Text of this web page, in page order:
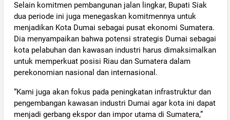
Selain komitmen pembangunan jalan lingkar, Bupati Siak
dua periode ini juga menegaskan komitmennya untuk
menjadikan Kota Dumai sebagai pusat ekonomi Sumatera.
Dia menyampaikan bahwa potensi strategis Dumai sebagai
kota pelabuhan dan kawasan industri harus dimaksimalkan
untuk memperkuat posisi Riau dan Sumatera dalam
perekonomian nasional dan internasional.
“Kami juga akan fokus pada peningkatan infrastruktur dan
pengembangan kawasan industri Dumai agar kota ini dapat
menjadi gerbang ekspor dan impor utama di Sumatera,”